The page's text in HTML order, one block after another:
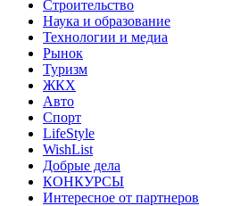
Строительство
Наука и образование
Технологии и медиа
Рынок
Туризм
ЖКХ
Авто
Спорт
LifeStyle
WishList
Добрые дела
КОНКУРСЫ
Интересное от партнеров